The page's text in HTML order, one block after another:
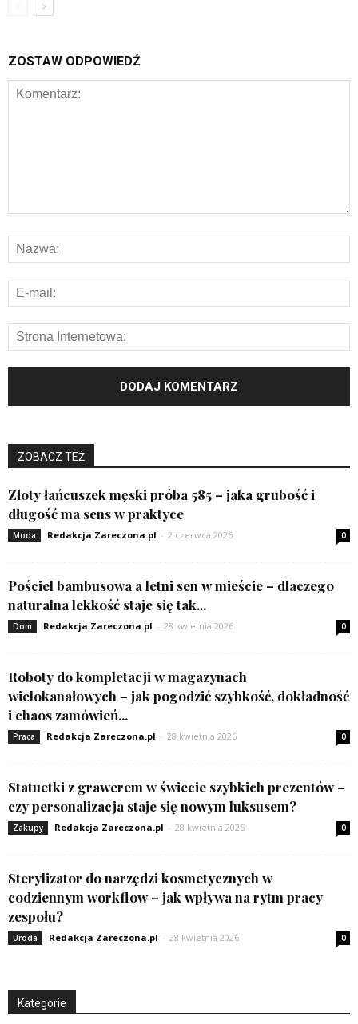
ZOSTAW ODPOWIEDŹ
ZOBACZ TEŻ
Złoty łańcuszek męski próba 585 – jaka grubość i
długość ma sens w praktyce
Moda Redakcja Zareczona.pl - 2 czerwca 2026 0
Pościel bambusowa a letni sen w mieście – dlaczego
naturalna lekkość staje się tak...
Dom Redakcja Zareczona.pl - 28 kwietnia 2026 0
Roboty do kompletacji w magazynach
wielokanałowych – jak pogodzić szybkość, dokładność
i chaos zamówień...
Praca Redakcja Zareczona.pl - 28 kwietnia 2026 0
Statuetki z grawerem w świecie szybkich prezentów –
czy personalizacja staje się nowym luksusem?
Zakupy Redakcja Zareczona.pl - 28 kwietnia 2026 0
Sterylizator do narzędzi kosmetycznych w
codziennym workflow – jak wpływa na rytm pracy
zespołu?
Uroda Redakcja Zareczona.pl - 28 kwietnia 2026 0
Kategorie